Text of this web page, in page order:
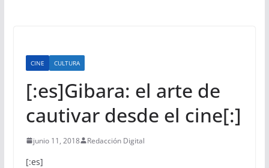
CINE CULTURA
[:es]Gibara: el arte de
cautivar desde el cine[:]
junio 11, 2018 Redacción Digital
[:es]